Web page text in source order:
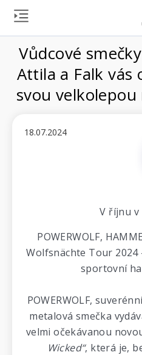
Vůdcové
Attila a Falk vás
svou
18.07.2024
V říjnu v
POWERWOLF,
Wolfsnächte Tour 2024
sportovní
POWERWOLF,
metalová smečka
velmi očekávanou
Wicked“, která je,